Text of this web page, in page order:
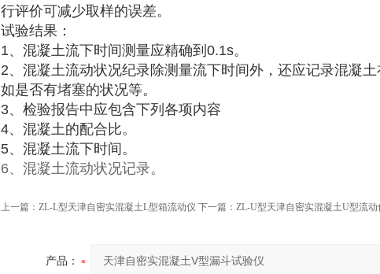
行评价可减少取样的误差。
试验结果：
1、混凝土流下时间测量应精确到0.1s。
2、混凝土流动状况纪录除测量流下时间外，还应记录混凝土
如是否有堵塞的状况等。
3、检验报告中应包含下列各项内容
4、混凝土的配合比。
5、混凝土流下时间。
6、混凝土流动状况记录。
上一篇： ZL-L型天津自密实混凝土L型箱流动仪 下一篇： ZL-U型天津自密实混凝土U型流动
产品：